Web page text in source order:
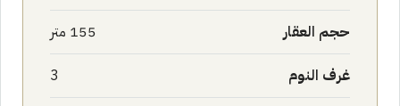
حجم العقار 155 متر
غرف النوم 3